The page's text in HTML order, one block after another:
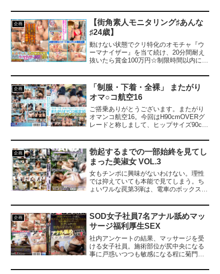
子に同級生男子たちは何度射精しても大
興奮ですぐにフル勃起！過激ミッション
でハメを外しすぎた若い男女たちが思い
出に残る筆おろし生中出し大乱交！ ※本
編顔出し
企画
【街角素人モニタリング♯あんな
♯24歳】
動けない状態でクリ特化のオモチャ『ウ
ーマナイザー』を当て続け、20分間耐え
抜いたら賞金100万円☆制限時間以内に3
ームに水着ギャルが挑戦しちゃいます！
今回の挑戦者は巨乳＆巨尻なムチムチギ
ャルの『あんな』ちゃん♪「機械でイかな
いでしょ（余裕）人間舐めんなw」と余裕
をかましながら身体を固定し、ウーマナ
イザーをクリトリスにセットアップ！ス
タートすると予想以上の快感に身体をビ
ちゃん。「これは我慢していたオシッコ
だから／／／」と言い訳していました
が、結局ウーマの刺激に耐えられず3回以
上潮吹き絶頂を繰り返して辺り一面ビチ
ャビチャにw罰ゲーム決行で生挿入すると
感度マシマシの身体は絶頂が止まらず、
肉棒で蓋をしてないと潮吹きが止まりま
せん。無限に湧いてくる潮にまみれなが
するあんなちゃんなのでした…【街角素
人モニタリング】B:90 W:60 H:99 ※本編
企画
「制服・下着・全裸」 またがり
オマ○コ航空16
ご搭乗ありがとうございます。またがり
オマンコ航空16。今回はH90cmOVERグ
レードと称しまして、ヒップサイズ90cm
した。デカ尻ハイクラス便として、これ
までにない豪快でパワフルなムチ巨尻の
機内またがりサービスをご堪能くださ
い。
企画
勃起するまでの一部始終を見てし
まった美淑女 VOL.3
女もチンポに興味がないわけない。理性
では抑えていても本能で見てしまう。ち
ょいワルな罠第3弾は、電車のボックスシ
で男性ヌードモデルと対面した生徒etc.
…。予想してなかったチンポとの対面、
さらにフニャチンから勃起に至るまでの
一部始終を見てしまう。驚きと興奮が入
り混じった瞬間にとる行動とは？
企画
SOD女子社員7名アナル舐めマッ
サージ福利厚生SEX
社内アンケートの結果、マッサージを受
ける女子社員。施術部位が尻中央になる
事に戸惑いつつも敏感になる程に菊門を
ペニ棒が入っても拒みづらく、残り少な